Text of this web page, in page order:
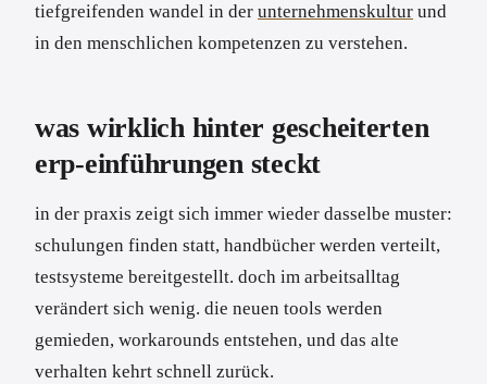
tiefgreifenden wandel in der unternehmenskultur und
in den menschlichen kompetenzen zu verstehen.
was wirklich hinter gescheiterten
erp-einführungen steckt
in der praxis zeigt sich immer wieder dasselbe muster:
schulungen finden statt, handbücher werden verteilt,
testsysteme bereitgestellt. doch im arbeitsalltag
verändert sich wenig. die neuen tools werden
gemieden, workarounds entstehen, und das alte
verhalten kehrt schnell zurück.